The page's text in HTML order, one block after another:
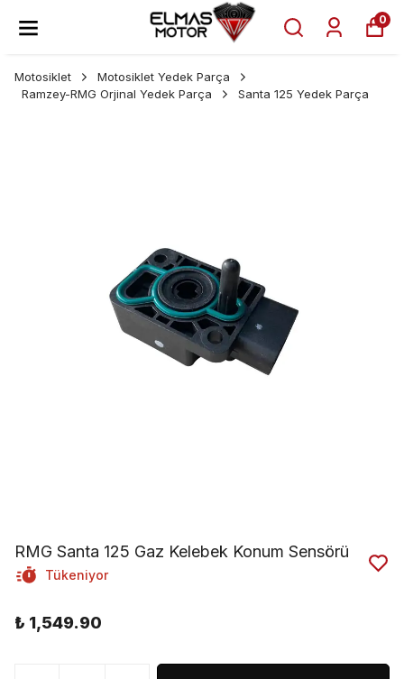
0
Motosiklet
Motosiklet Yedek Parça
Ramzey-RMG Orjinal Yedek Parça
Santa 125 Yedek Parça
RMG Santa 125 Gaz Kelebek Konum Sensörü
Tükeniyor
₺ 1,549.90